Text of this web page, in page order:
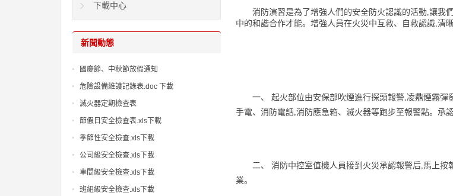
消防演習是為了增強人們的安全防火認識的活動,讓我
中的和諧合作才能。增強人員在火災中互救、自救認識,清
一、 起火部位由安保部吹煙進行探頭報警,凌鼎煙霧彈
手電、消防電話,消防應急箱、滅火器等跑步至報警點。承
二、 消防中控室值機人員接到火災承認報警后,馬上
業。
下載中心
新聞動態
國慶節、中秋節放假通知
危險設備維護記錄表.doc 下載
滅火器定期檢查表
節假日安全檢查表.xls下載
季節性安全檢查.xls下載
公司級安全檢查.xls下載
車間級安全檢查.xls下載
班組級安全檢查.xls下載